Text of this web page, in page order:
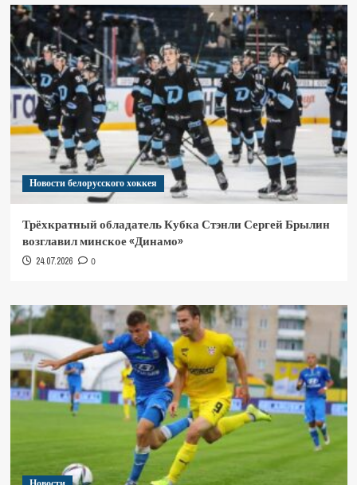
Новости белорусского хоккея
Трёхкратный обладатель Кубка Стэнли Сергей Брылин
возглавил минское «Динамо»
24.07.2026 0